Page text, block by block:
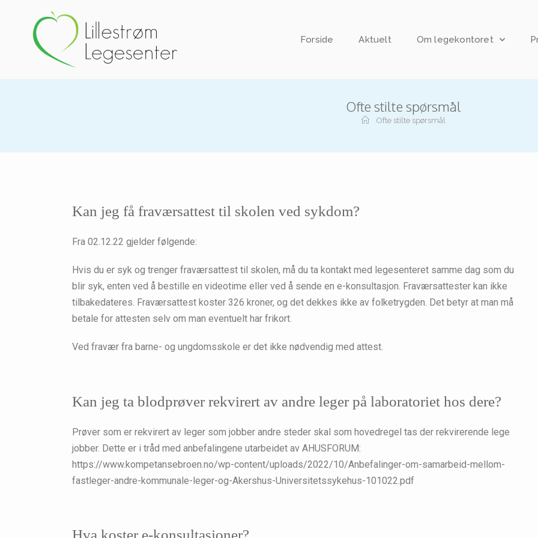
Forside Aktuelt Om legekontoret
Ofte stilte spørsmål
Ofte stilte spørsmål
Kan jeg få fraværsattest til skolen ved sykdom?
Fra 02.12.22 gjelder følgende:
Hvis du er syk og trenger fraværsattest til skolen, må du ta kontakt med legesenteret samme dag som du
blir syk, enten ved å bestille en videotime eller ved å sende en e-konsultasjon. Fraværsattester kan ikke
tilbakedateres. Fraværsattest koster 326 kroner, og det dekkes ikke av folketrygden. Det betyr at man må
betale for attesten selv om man eventuelt har frikort.
Ved fravær fra barne- og ungdomsskole er det ikke nødvendig med attest.
Kan jeg ta blodprøver rekvirert av andre leger på laboratoriet hos dere?
Prøver som er rekvirert av leger som jobber andre steder skal som hovedregel tas der rekvirerende lege
jobber. Dette er i tråd med anbefalingene utarbeidet av AHUSFORUM:
https://www.kompetansebroen.no/wp-content/uploads/2022/10/Anbefalinger-om-samarbeid-mellom-
fastleger-andre-kommunale-leger-og-Akershus-Universitetssykehus-101022.pdf
Hva koster e-konsultasjoner?